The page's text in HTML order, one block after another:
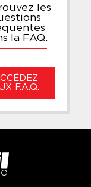
les
la FAQ.
F.A.Q.